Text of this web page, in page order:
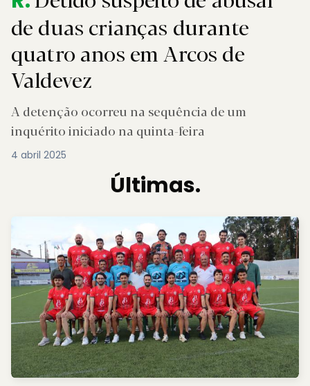
de duas crianças durante
quatro anos em Arcos de
Valdevez
A detenção ocorreu na sequência de um
inquérito iniciado na quinta-feira
4 abril 2025
Últimas.